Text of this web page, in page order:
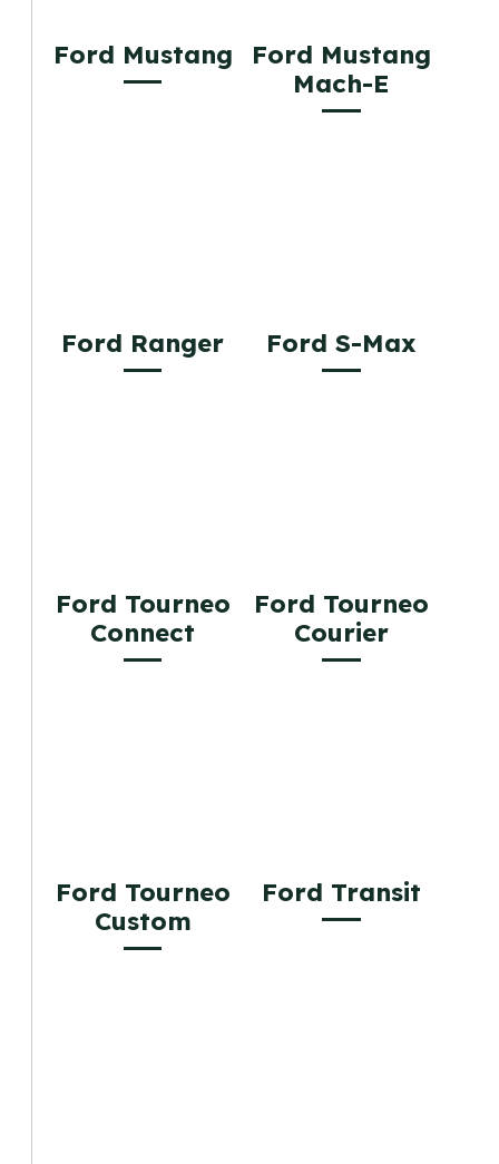
Ford Mustang
Ford Mustang
Mach-E
Ford Ranger Ford S-Max
Ford Tourneo
Connect
Ford Tourneo
Courier
Ford Tourneo
Custom
Ford Transit